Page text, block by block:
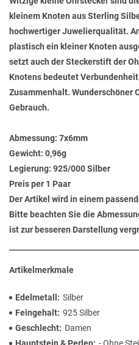
kleinem Knoten aus Sterling
hochwertiger Juwelierqualität.
plastisch ein kleiner Knoten
setzt auch der Steckerstift der
Knotens bedeutet
Zusammenhalt. Wunderschöner
Gebrauch.
Abmessung: 7x6mm
Gewicht: 0,96g
Legierung: 925/000 Silber
Preis per 1 Paar
Der Artikel wird in einem
Bitte beachten Sie die
ist zur besseren Darstellung
Artikelmerkmale
Edelmetall
Silber
Feingehalt 925 Silber
Geschlecht
Damen